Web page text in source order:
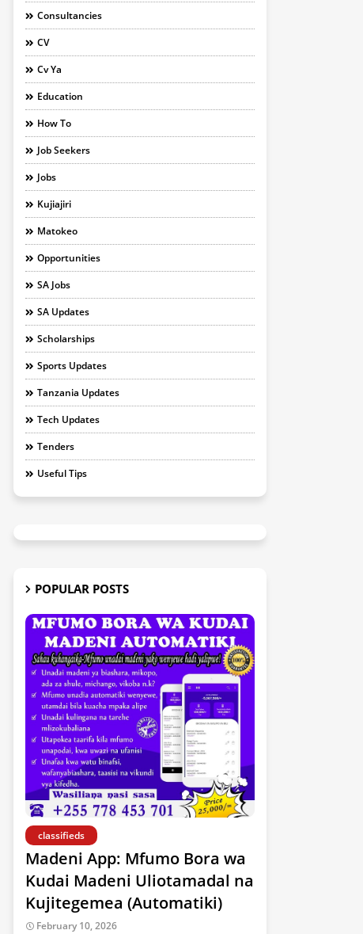
Consultancies
CV
Cv Ya
Education
How To
Job Seekers
Jobs
Kujiajiri
Matokeo
Opportunities
SA Jobs
SA Updates
Scholarships
Sports Updates
Tanzania Updates
Tech Updates
Tenders
Useful Tips
POPULAR POSTS
classifieds
Madeni App: Mfumo Bora wa
Kudai Madeni Uliotamadal na
Kujitegemea (Automatiki)
February 10, 2026